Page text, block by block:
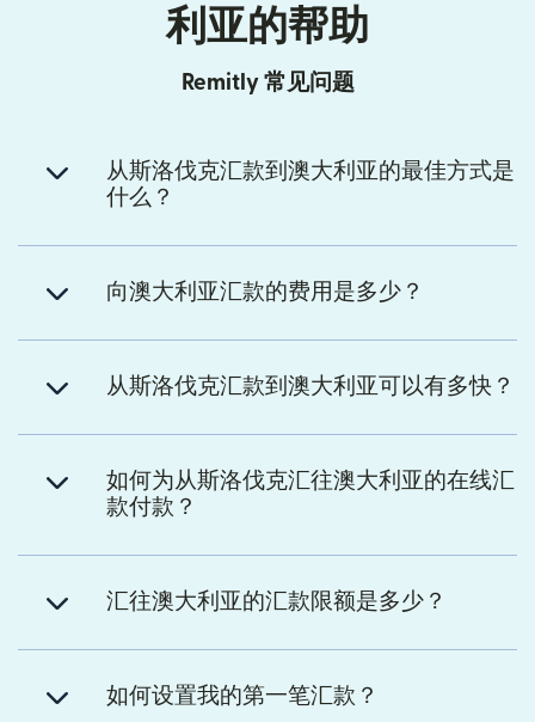
利亚的帮助
Remitly 常见问题
从斯洛伐克汇款到澳大利亚的最佳方式是
什么？
向澳大利亚汇款的费用是多少？
从斯洛伐克汇款到澳大利亚可以有多快？
如何为从斯洛伐克汇往澳大利亚的在线汇
款付款？
汇往澳大利亚的汇款限额是多少？
如何设置我的第一笔汇款？